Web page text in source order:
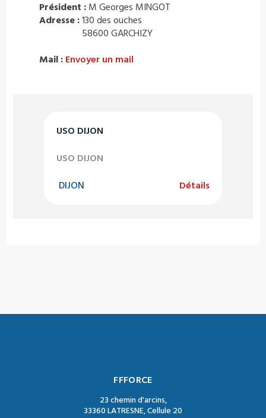
USO DIJON
USO DIJON
DIJON Détails
Président : M Georges MINGOT
Adresse :130 des ouches
58600 GARCHIZY
Mail : Envoyer un mail
FFFORCE
23 chemin d'arcins,
33360 LATRESNE, Cellule 20